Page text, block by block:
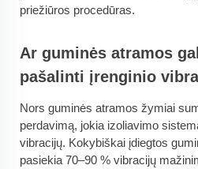
priežiūros procedūras.
Ar guminės atramos
pašalinti įrenginio
Nors guminės atramos žymiai
perdavimą, jokia izoliavimo
vibracijų. Kokybiškai įdiegtos
pasiekia 70–90 % vibracijų